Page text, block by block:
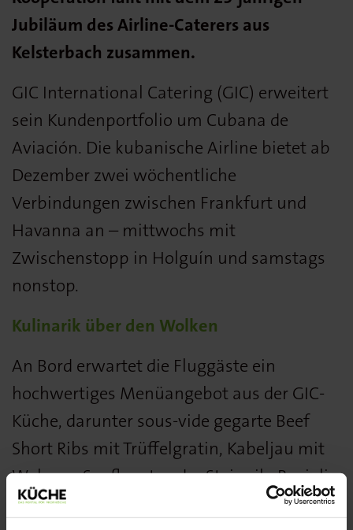
Jubiläum des Airline-Caterers aus
Kelsterbach zusammen.
GIC International Catering (GIC) erweitert
sein Kundenportfolio um Cubana de
Aviación. Die kubanische Airline bietet ab
Dezember zwei wöchentliche
Verbindungen zwischen Frankfurt und
Havanna an – mittwochs mit
Zwischenstopp in Holguín und samstags
nonstop.
Kulinarik über den Wolken
An Bord erwartet die Fluggäste ein
hochwertiges Menüangebot aus der GIC-
Küche, darunter sous-vide gegarte Beef
Short Ribs mit Trüffelgratin, Kabeljau mit
Walnuss-Senfkruste oder Steinpilz-Ravioli
mit Pestosauce. „Unser Ziel ist es, nicht nur